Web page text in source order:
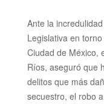
Ante la
Legislativa en
Ciudad de México,
Ríos, aseguró que
delitosque más
secuestro, el robo